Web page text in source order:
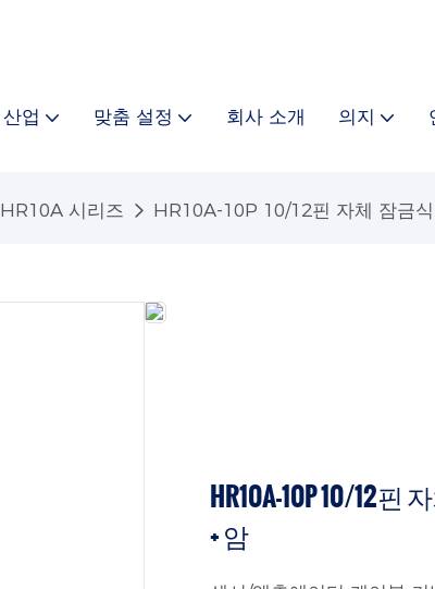
산업 맞춤 설정 회사 소개 의지
HR10A 시리즈 HR10A-10P 10/12핀 자체 잠금
HR10A-10P 10/12
+ 암